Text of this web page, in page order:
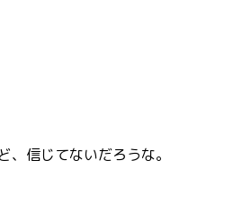
信じてないだろうな。